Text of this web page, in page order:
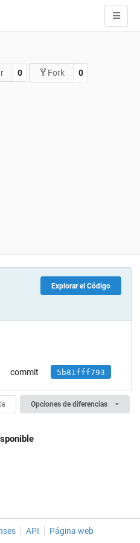
0 Fork 0
Explorar el Código
commit 5b81fff793
Opciones de diferencias
API Página web